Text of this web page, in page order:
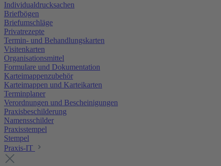
Individualdrucksachen
Briefbögen
Briefumschläge
Privatrezepte
Termin- und Behandlungskarten
Visitenkarten
Organisationsmittel
Formulare und Dokumentation
Karteimappenzubehör
Karteimappen und Karteikarten
Terminplaner
Verordnungen und Bescheinigungen
Praxisbeschilderung
Namensschilder
Praxisstempel
Stempel
Praxis-IT